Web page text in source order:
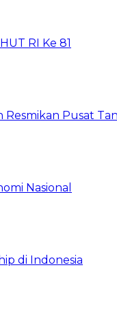
RI Ke 81
Pusat
Nasional
di Indonesia